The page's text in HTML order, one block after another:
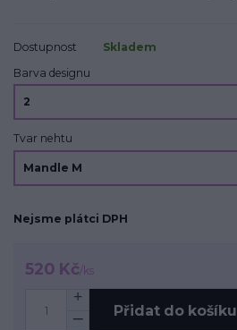
Dostupnost
Skladem
Barva designu
Tvar nehtu
Nejsme plátci DPH
520 Kč/ks
Přidat do košíku